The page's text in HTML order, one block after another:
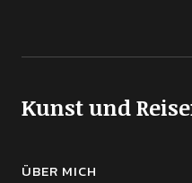
Kunst und
ÜBER MICH